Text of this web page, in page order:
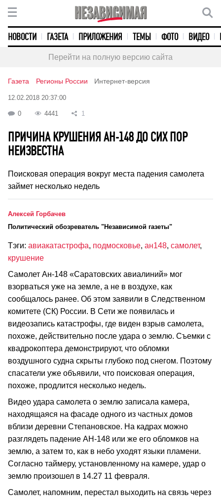
НОВОСТИ ГАЗЕТА ПРИЛОЖЕНИЯ ТЕМЫ ФОТО ВИДЕО
Перейти на полную версию сайта
Газета Регионы России Интернет-версия
12.02.2018 20:37:00
0 4441 1
ПРИЧИНА КРУШЕНИЯ АН-148 ДО СИХ ПОР
НЕИЗВЕСТНА
Поисковая операция вокруг места падения самолета
займет несколько недель
Алексей Горбачев
Политический обозреватель "Независимой газеты"
Тэги: авиакатастрофа, подмосковье, ан148, самолет,
крушение
Самолет Ан-148 «Саратовских авиалиний» мог
взорваться уже на земле, а не в воздухе, как
сообщалось ранее. Об этом заявили в Следственном
комитете (СК) России. В Сети же появилась и
видеозапись катастрофы, где виден взрыв самолета,
похоже, действительно после удара о землю. Съемки с
квадрокоптера демонстрируют, что обломки
воздушного судна скрыты глубоко под снегом. Поэтому
спасатели уже объявили, что поисковая операция,
похоже, продлится несколько недель.
Видео удара самолета о землю записала камера,
находящаяся на фасаде одного из частных домов
вблизи деревни Степановское. На кадрах можно
разглядеть падение АН-148 или же его обломков на
землю, а затем то, как в небо уходят языки пламени.
Согласно таймеру, установленному на камере, удар о
землю произошел в 14.27 11 февраля.
Самолет, напомним, перестал выходить на связь через